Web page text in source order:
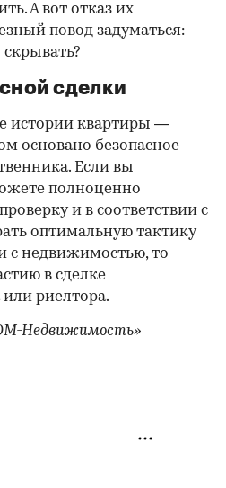
А вот отказ их
повод задуматься:
сделки
истории квартиры —
основано безопасное
Если вы
полноценно
и в соответствии с
оптимальную тактику
с недвижимостью, то
в сделке
риелтора.
Недвижимость»